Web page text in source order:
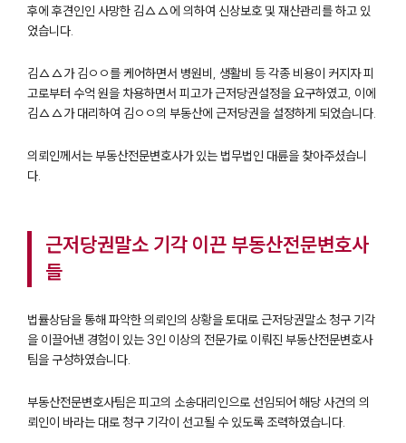
후에 후견인인 사망한 김△△에 의하여 신상보호 및 재산관리를 하고 있
었습니다.
김△△가 김ㅇㅇ를 케어하면서 병원비, 생활비 등 각종 비용이 커지자 피
고로부터 수억 원을 차용하면서 피고가 근저당권설정을 요구하였고, 이에
김△△가 대리하여 김ㅇㅇ의 부동산에 근저당권을 설정하게 되었습니다.
의뢰인께서는 부동산전문변호사가 있는 법무법인 대륜을 찾아주셨습니
다.
근저당권말소 기각 이끈 부동산전문변호사
들
법률상담을 통해 파악한 의뢰인의 상황을 토대로 근저당권말소 청구 기각
을 이끌어낸 경험이 있는 3인 이상의 전문가로 이뤄진 부동산전문변호사
팀을 구성하였습니다.
부동산전문변호사팀은 피고의 소송대리인으로 선임되어 해당 사건의 의
뢰인이 바라는 대로 청구 기각이 선고될 수 있도록 조력하였습니다.